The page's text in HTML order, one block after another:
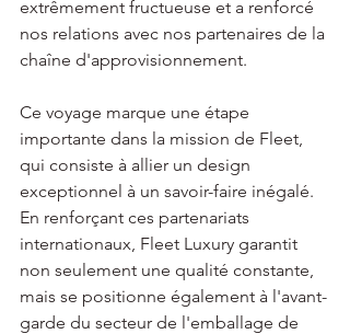
extrêmement fructueuse et a renforcé
nos relations avec nos partenaires de la
chaîne d'approvisionnement.
Ce voyage marque une étape
importante dans la mission de Fleet,
qui consiste à allier un design
exceptionnel à un savoir-faire inégalé.
En renforçant ces partenariats
internationaux, Fleet Luxury garantit
non seulement une qualité constante,
mais se positionne également à l'avant-
garde du secteur de l'emballage de